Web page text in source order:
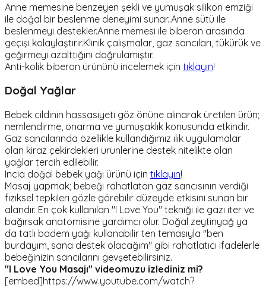
Anne memesine benzeyen şekli ve yumuşak silikon emziği
ile doğal bir beslenme deneyimi sunar..Anne sütü ile
beslenmeyi destekler.Anne memesi ile biberon arasında
geçişi kolaylaştırır.Klinik çalışmalar, gaz sancıları, tükürük ve
geğirmeyi azalttığını doğrulamıştır.
Anti-kolik biberon ürününü incelemek için tıklayın!
Doğal Yağlar
Bebek cildinin hassasiyeti göz önüne alınarak üretilen ürün;
nemlendirme, onarma ve yumuşaklık konusunda etkindir.
Gaz sancılarında özellikle kullandığımız ılık uygulamalar
olan kiraz çekirdekleri ürünlerine destek nitelikte olan
yağlar tercih edilebilir.
Incia doğal bebek yağı ürünü için tıklayın!
Masaj yapmak; bebeği rahatlatan gaz sancısının verdiği
fiziksel tepkileri gözle görebilir düzeyde etkisini sunan bir
alandır. En çok kullanılan "I Love You" tekniği ile gazı iter ve
bağırsak anatomisine yardımcı olur. Doğal zeytinyağ ya
da tatlı badem yağı kullanabilir ten temasıyla "ben
burdayım, sana destek olacağım" gibi rahatlatıcı ifadelerle
bebeğinizin sancılarını gevşetebilirsiniz.
"I Love You Masajı" videomuzu izlediniz mi?
[embed]https://www.youtube.com/watch?